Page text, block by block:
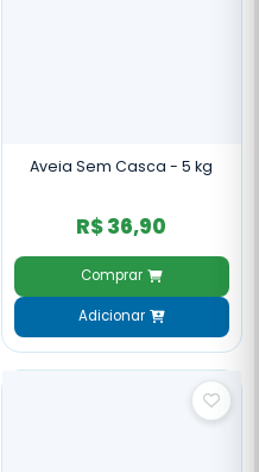
Aveia Sem Casca - 5 kg
R$ 36,90
Comprar
Adicionar